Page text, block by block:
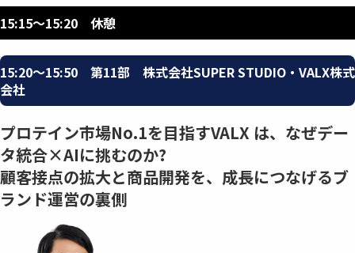
15:15〜15:20 休憩
15:20〜15:50 第11部 株式会社SUPER STUDIO・VALX株式
会社
プロテイン市場No.1を目指すVALX は、なぜデー
タ統合×AIに挑むのか?
顧客接点の拡大と商品開発を、成⾧につなげるブ
ランド運営の裏側